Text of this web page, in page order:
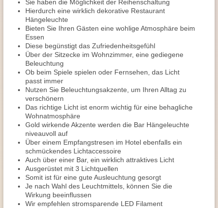
Sie haben die Möglichkeit der Reihenschaltung
Hierdurch eine wirklich dekorative Restaurant
Hängeleuchte
Bieten Sie Ihren Gästen eine wohlige Atmosphäre beim
Essen
Diese begünstigt das Zufriedenheitsgefühl
Über der Sitzecke im Wohnzimmer, eine gediegene
Beleuchtung
Ob beim Spiele spielen oder Fernsehen, das Licht
passt immer
Nutzen Sie Beleuchtungsakzente, um Ihren Alltag zu
verschönern
Das richtige Licht ist enorm wichtig für eine behagliche
Wohnatmosphäre
Gold wirkende Akzente werden die Bar Hängeleuchte
niveauvoll auf
Über einem Empfangstresen im Hotel ebenfalls ein
schmückendes Lichtaccessoire
Auch über einer Bar, ein wirklich attraktives Licht
Ausgerüstet mit 3 Lichtquellen
Somit ist für eine gute Ausleuchtung gesorgt
Je nach Wahl des Leuchtmittels, können Sie die
Wirkung beeinflussen
Wir empfehlen stromsparende LED Filament